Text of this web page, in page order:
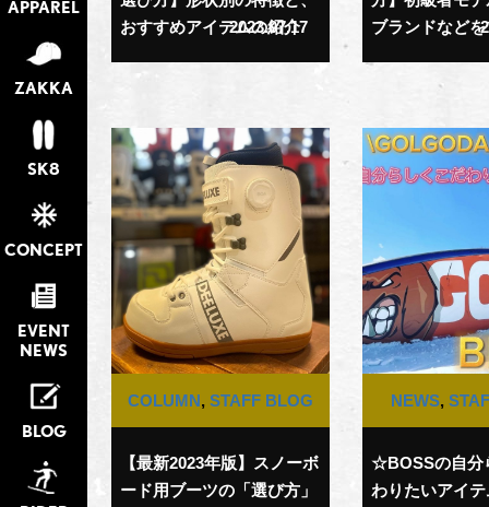
APPAREL
ZAKKA
SK8
CONCEPT
EVENT
NEWS
BLOG
おすすめアイテムの紹介
2023.07.17
ブランドなど
COLUMN,STAFF BLOG
【最新2023年版】スノーボ
ード用ブーツの「選び方」
NEWS,
☆BOSSの自分
わりたいアイ